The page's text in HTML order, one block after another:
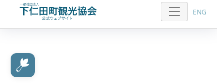
ENG